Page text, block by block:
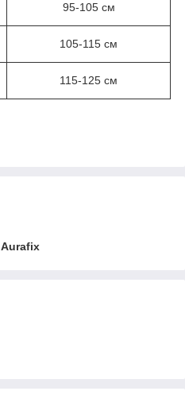
95-105 см
105-115 см
115-125 см
Aurafix